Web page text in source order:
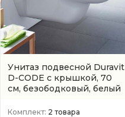
Унитаз подвесной Duravit
D-CODE с крышкой, 70
см, безободковый, белый
Комплект: 2 товара